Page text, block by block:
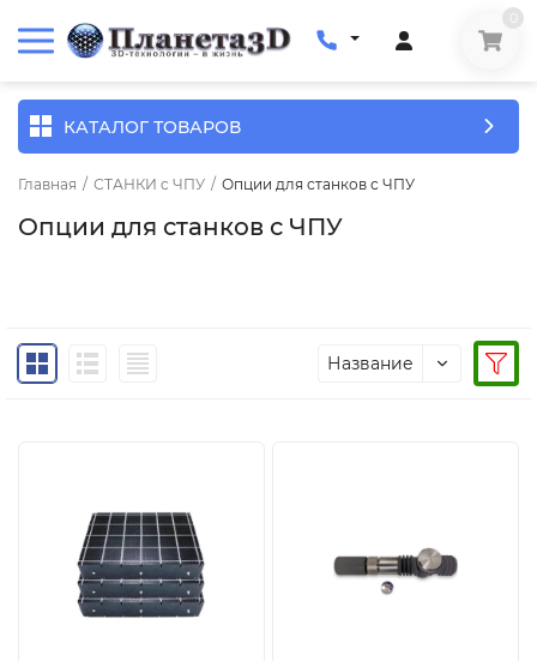
КАТАЛОГ ТОВАРОВ
Главная / СТАНКИ c ЧПУ / Опции для станков с ЧПУ
Опции для станков с ЧПУ
Название